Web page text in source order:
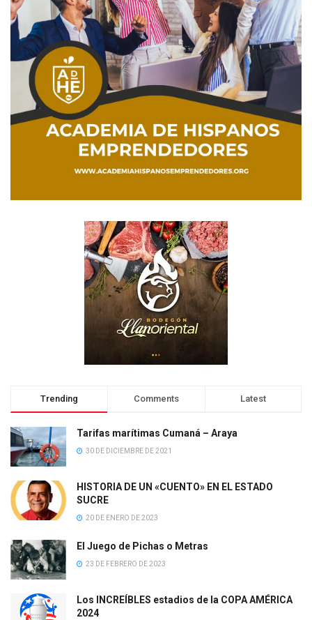
Trending Comments Latest
Tarifas marítimas Cumaná – Araya
30 DE DICIEMBRE DE 2021
HISTORIA DE UN «CUENTO» EN EL ESTADO
SUCRE
20 DE ENERO DE 2023
El Juego de Pichas o Metras
23 DE FEBRERO DE 2023
Los INCREÍBLES estadios de la COPA AMÉRICA
2024